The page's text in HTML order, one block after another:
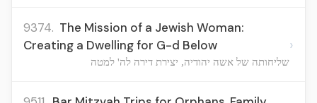
9374. The Mission of a Jewish Woman:
Creating a Dwelling for G-d Below
שליחותה של אשה יהודיה, יצירת דירה לה' למטה
›